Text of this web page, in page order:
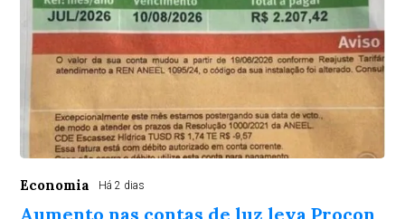
Economia Há 2 dias
Aumento nas contas de luz leva Procon